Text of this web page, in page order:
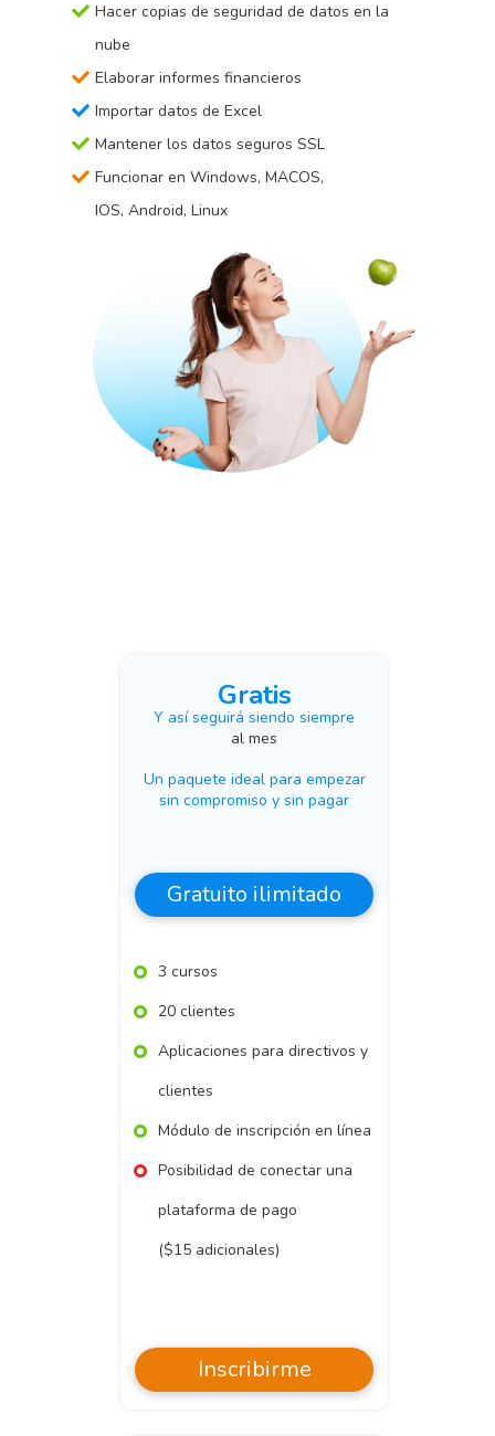
Hacer copias de seguridad de datos en la
nube
Elaborar informes financieros
Importar datos de Excel
Mantener los datos seguros SSL
Funcionar en Windows, MACOS,
IOS, Android, Linux
Gratis
Y así seguirá siendo siempre
al mes
Un paquete ideal para empezar
sin compromiso y sin pagar
Gratuito ilimitado
3 cursos
20 clientes
Aplicaciones para directivos y
clientes
Módulo de inscripción en línea
Posibilidad de conectar una
plataforma de pago
($15 adicionales)
Inscribirme